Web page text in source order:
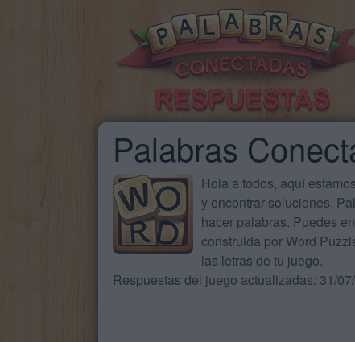
Palabras
Hola a todos, aquí
y encontrar soluciones.
hacer palabras. Puedes
construida por Word
las letras de tu juego.
Respuestas del juego actualizadas: 31/